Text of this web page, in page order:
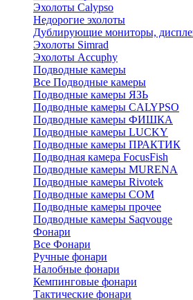
Эхолоты Calypso
Недорогие эхолоты
Дублирующие мониторы,
Эхолоты Simrad
Эхолоты Accuphy
Подводные камеры
Все Подводные камеры
Подводные камеры ЯЗЬ
Подводные камеры CALYPSO
Подводные камеры ФИШКА
Подводные камеры LUCKY
Подводные камеры ПРАКТИК
Подводная камера FocusFish
Подводные камеры MURENA
Подводные камеры Rivotek
Подводные камеры СОМ
Подводные камеры прочее
Подводные камеры Saqvouge
Фонари
Все Фонари
Ручные фонари
Налобные фонари
Кемпинговые фонари
Тактические фонари